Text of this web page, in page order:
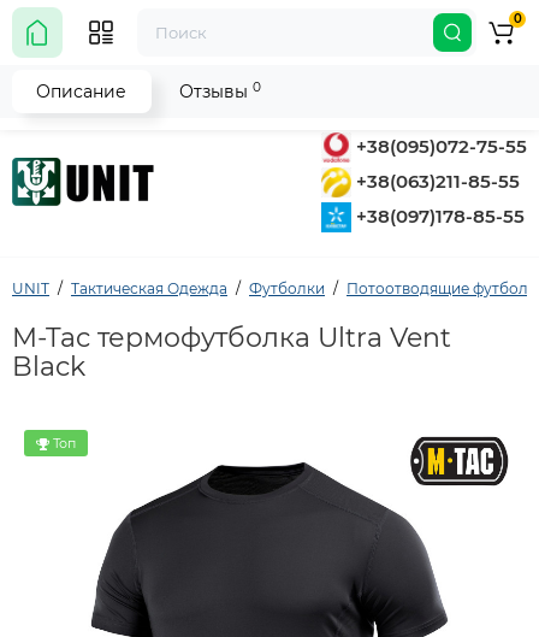
+38(095)072-75-55
+38(063)211-85-55
+38(097)178-85-55
0
UNIT Тактическая Одежда Футболки Потоотводящие
M-Tac термофутболка Ultra Vent
Black
Топ
Описание Отзывы 0